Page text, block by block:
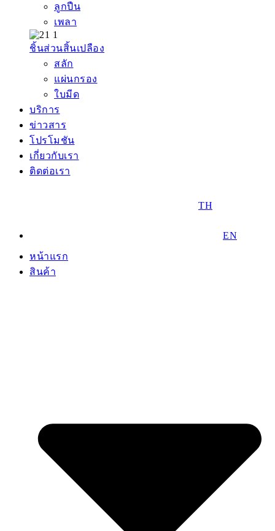
ลูกปืน
เพลา
ชิ้นส่วนสิ้นเปลือง
สลัก
แผ่นกรอง
ใบมีด
บริการ
ข่าวสาร
โปรโมชัน
เกี่ยวกับเรา
ติดต่อเรา
TH
EN
หน้าแรก
สินค้า